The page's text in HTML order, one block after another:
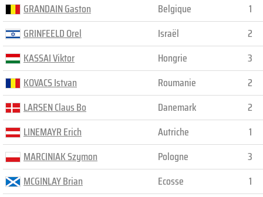
GRANDAIN Gaston
GRINFEELD Orel
KASSAI Viktor
KOVACS Istvan
LARSEN Claus Bo
LINEMAYR Erich
MARCINIAK Szymon
MCGINLAY Brian
Belgique
1
Israël
2
Hongrie
3
Roumanie
2
Danemark
2
Autriche
1
Pologne
3
Ecosse
1